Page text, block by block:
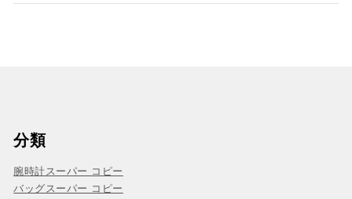
分類
腕時計スーパー コピー
バッグスーパー コピー